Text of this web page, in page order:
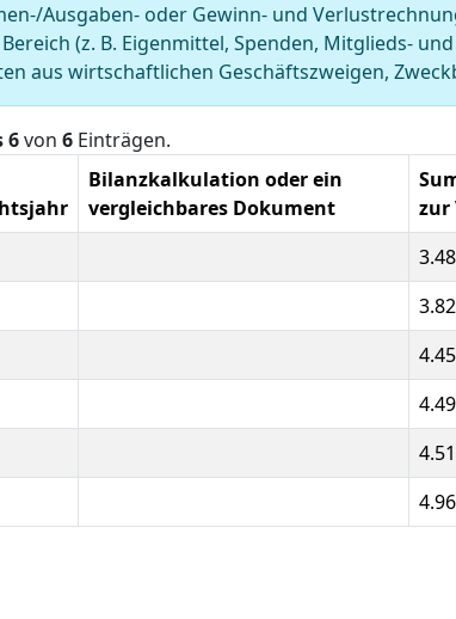
Ausgaben- oder Gewinn- und
(z. B. Eigenmittel, Spenden, Mitglieds-
aus wirtschaftlichen Geschäftszweigen,
6von 6 Einträgen.
Bilanzkalkulation oder ein
vergleichbares Dokument
zur